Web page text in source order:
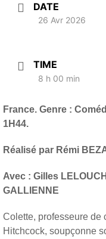
DATE
26 Avr 2026
TIME
8 h 00 min
France. Genre :
1H44.
Réalisé par Rémi
Avec : Gilles
GALLIENNE
Colette, professeure
Hitchcock, soupçonne